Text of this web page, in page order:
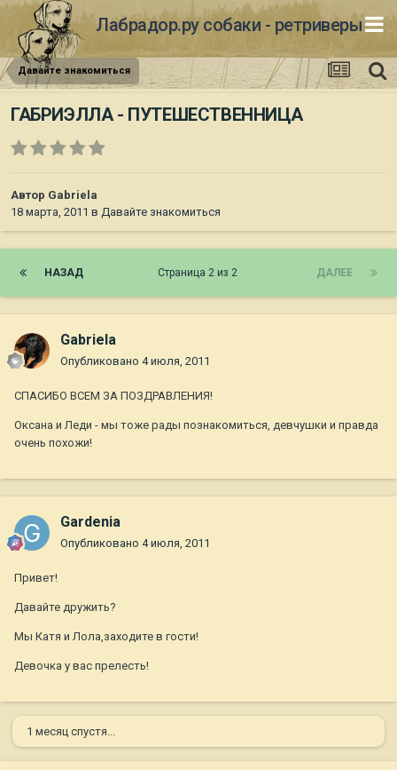
Лабрадор.ру собаки - ретриверы
Давайте знакомиться
ГАБРИЭЛЛА - ПУТЕШЕСТВЕННИЦА
Автор Gabriela
18 марта, 2011 в Давайте знакомиться
НАЗАД ДАЛЕЕ
Страница 2 из 2
Gabriela
Опубликовано 4 июля, 2011
СПАСИБО ВСЕМ ЗА ПОЗДРАВЛЕНИЯ!
Оксана и Леди - мы тоже рады познакомиться, девчушки и правда
очень похожи!
Gardenia
Опубликовано 4 июля, 2011
Привет!
Давайте дружить?
Мы Катя и Лола,заходите в гости!
Девочка у вас прелесть!
1 месяц спустя...